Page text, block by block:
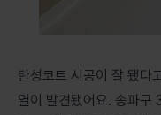
탄성코트 시공이 잘 됐다
열이 발견됐어요. 송파구